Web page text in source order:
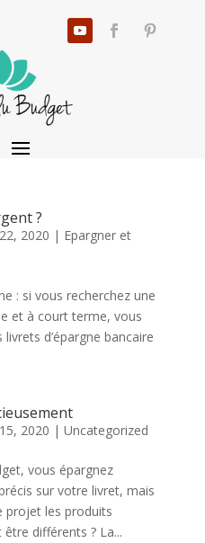
?
2020 | Epargner et
: si vous recherchez une
et à court terme, vous
d’épargne bancaire
2020 | Uncategorized
vous épargnez
sur votre livret, mais
projet les produits
être différents ? La...